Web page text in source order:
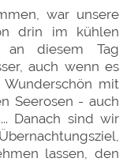
war unsere
drin im kühlen
an diesem Tag
auch wenn es
mit
Seerosen - auch
Danach sind wir
lassen, den